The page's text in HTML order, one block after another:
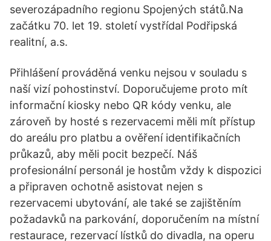
severozápadního regionu Spojených států.Na
začátku 70. let 19. století vystřídal Podřipská
realitní, a.s.
Přihlášení prováděná venku nejsou v souladu s
naší vizí pohostinství. Doporučujeme proto mít
informační kiosky nebo QR kódy venku, ale
zároveň by hosté s rezervacemi měli mít přístup
do areálu pro platbu a ověření identifikačních
průkazů, aby měli pocit bezpečí. Náš
profesionální personál je hostům vždy k dispozici
a připraven ochotně asistovat nejen s
rezervacemi ubytování, ale také se zajištěním
požadavků na parkování, doporučením na místní
restaurace, rezervací lístků do divadla, na operu